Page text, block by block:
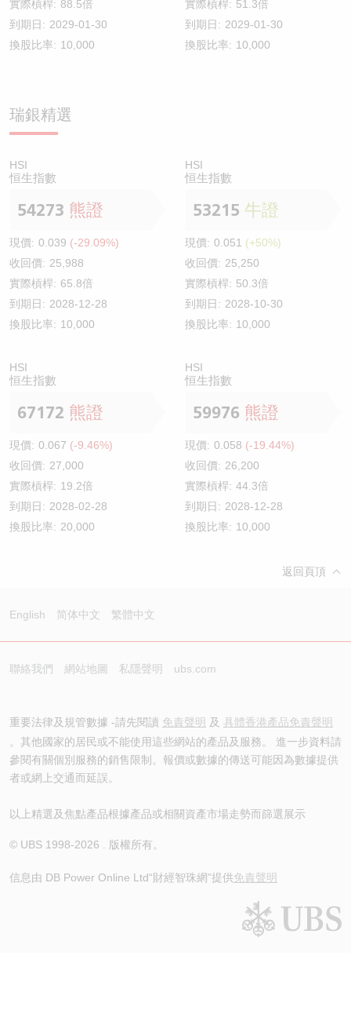
實際槓桿: 88.5倍
到期日: 2029-01-30
換股比率: 10,000
實際槓桿: 51.3倍
到期日: 2029-01-30
換股比率: 10,000
瑞銀精選
HSI
恒生指數
54273 熊證
現價: 0.039 (-29.09%)
收回價: 25,988
實際槓桿: 65.8倍
到期日: 2028-12-28
換股比率: 10,000
HSI
恒生指數
53215 牛證
現價: 0.051 (+50%)
收回價: 25,250
實際槓桿: 50.3倍
到期日: 2028-10-30
換股比率: 10,000
HSI
恒生指數
67172 熊證
現價: 0.067 (-9.46%)
收回價: 27,000
實際槓桿: 19.2倍
到期日: 2028-02-28
換股比率: 20,000
HSI
恒生指數
59976 熊證
現價: 0.058 (-19.44%)
收回價: 26,200
實際槓桿: 44.3倍
到期日: 2028-12-28
換股比率: 10,000
返回頁頂
English 简体中文 繁體中文
聯絡我們 網站地圖 私隱聲明 ubs.com
重要法律及規管數據 -請先閱讀 免責聲明 及 具體香港產品免責聲明
。其他國家的居民或不能使用這些網站的產品及服務。 進一步資料請
參閱有關個別服務的銷售限制。報價或數據的傳送可能因為數據提供
者或網上交通而延誤。
以上精選及焦點產品根據產品或相關資產市場走勢而篩選展示
© UBS 1998-2026 . 版權所有。
信息由 DB Power Online Ltd“財經智珠網”提供免責聲明